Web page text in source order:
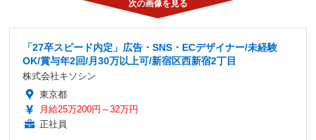
「27卒スピード内定」広告・SNS・ECデザイナー/未経験
OK/賞与年2回/月30万以上可/新宿区西新宿2丁目
株式会社キソシン
東京都
月給25万200円～32万円
正社員